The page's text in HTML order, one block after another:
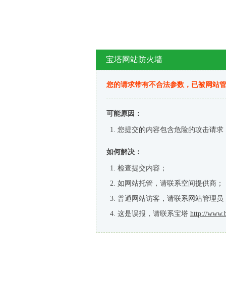
宝塔网站防火墙
您的请求带有不合法参数，已被网站
可能原因：
您提交的内容包含危险的攻击请求
如何解决：
检查提交内容；
如网站托管，请联系空间提供商；
普通网站访客，请联系网站管理员
这是误报，请联系宝塔 http://